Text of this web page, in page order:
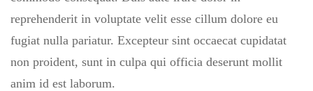
reprehenderit in voluptate velit esse cillum dolore eu
fugiat nulla pariatur. Excepteur sint occaecat cupidatat
non proident, sunt in culpa qui officia deserunt mollit
anim id est laborum.